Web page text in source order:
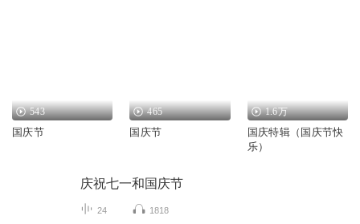
543
国庆节
465
国庆节
1.6万
国庆特辑（国庆节快
乐）
庆祝七一和国庆节
24 1818